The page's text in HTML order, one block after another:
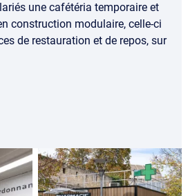
une cafétéria temporaire et
construction modulaire, celle-ci
de restauration et de repos, sur